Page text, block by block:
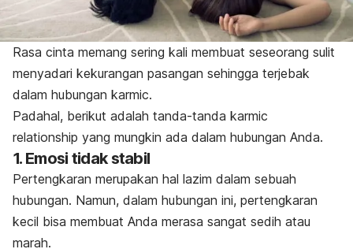
Rasa cinta memang sering kali membuat seseorang sulit
menyadari kekurangan pasangan sehingga terjebak
dalam hubungan karmic.
Padahal, berikut adalah tanda-tanda karmic
relationship yang mungkin ada dalam hubungan Anda.
1. Emosi tidak stabil
Pertengkaran merupakan hal lazim dalam sebuah
hubungan. Namun, dalam hubungan ini, pertengkaran
kecil bisa membuat Anda merasa sangat sedih atau
marah.